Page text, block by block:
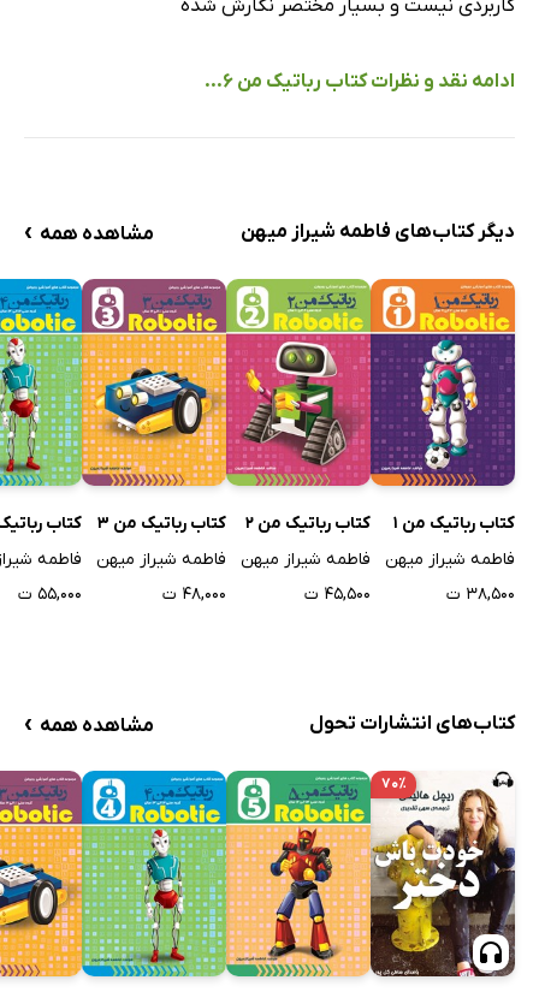
کاربردی نیست و بسیار مختصر نگارش شده
ادامه نقد و نظرات کتاب رباتیک من 6...
دیگر کتاب‌های فاطمه شیراز میهن مشاهده همه ›
کتاب رباتیک من 1
فاطمه شیراز میهن
۳۸,۵۰۰ ت
کتاب رباتیک من 2
فاطمه شیراز میهن
۴۵,۵۰۰ ت
کتاب رباتیک من 3
فاطمه شیراز میهن
۴۸,۰۰۰ ت
کتاب
فاطمه
۵۵,۰۰۰ ت
کتاب‌های انتشارات تحول مشاهده همه ›
۷۰٪